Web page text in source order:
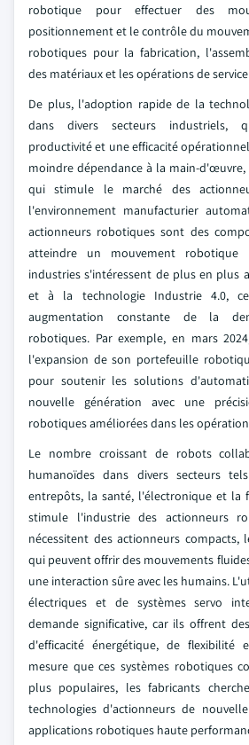
robotique pour effectuer des
positionnement et le contrôle du
robotiques pour la fabrication,
des matériaux et les opérations de
De plus, l'adoption rapide de la
dans divers secteurs industriels,
productivité et une efficacité
moindre dépendance à la main-
qui stimule le marché des
l'environnement manufacturier
actionneurs robotiques sont des
atteindre un mouvement robotique
industries s'intéressent de plus en plus
et à la technologie Industrie 4.0,
augmentation constante de la
robotiques. Par exemple, en mars
l'expansion de son portefeuille
pour soutenir les solutions
nouvelle génération avec une
robotiques améliorées dans les
Le nombre croissant de robots
humanoïdes dans divers secteurs
entrepôts, la santé, l'électronique et la
stimule l'industrie des actionneurs
nécessitent des actionneurs compacts,
qui peuvent offrir des mouvements
une interaction sûre avec les humains.
électriques et de systèmes servo
demande significative, car ils offrent
d'efficacité énergétique, de flexibilité
mesure que ces systèmes robotiques
plus populaires, les fabricants
technologies d'actionneurs de
applications robotiques haute